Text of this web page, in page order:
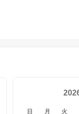
日 月 火